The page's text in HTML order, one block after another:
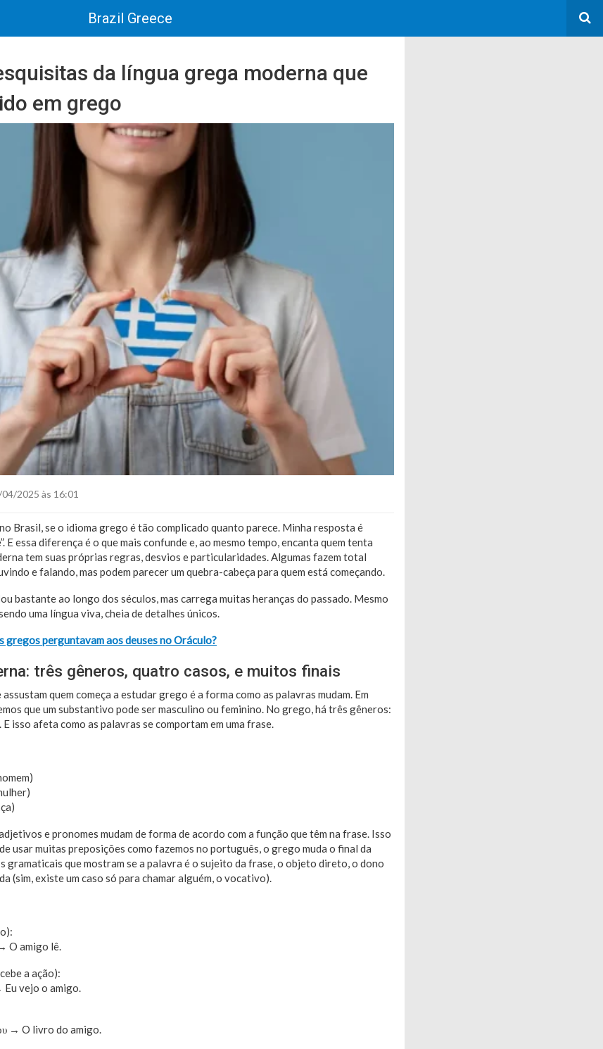
Brazil Greece
da língua grega moderna que
em grego
2025 às 16:01
Brasil, se o idioma grego é tão complicado quanto parece. Minha resposta é
E essa diferença é o que mais confunde e, ao mesmo tempo, encanta quem tenta
tem suas próprias regras, desvios e particularidades. Algumas fazem total
e falando, mas podem parecer um quebra-cabeça para quem está começando.
bastante ao longo dos séculos, mas carrega muitas heranças do passado. Mesmo
uma língua viva, cheia de detalhes únicos.
gregos perguntavam aos deuses no Oráculo?
três gêneros, quatro casos, e muitos finais
quem começa a estudar grego é a forma como as palavras mudam. Em
que um substantivo pode ser masculino ou feminino. No grego, há três gêneros:
isso afeta como as palavras se comportam em uma frase.
e pronomes mudam de forma de acordo com a função que têm na frase. Isso
usar muitas preposições como fazemos no português, o grego muda o final da
gramaticais que mostram se a palavra é o sujeito da frase, o objeto direto, o dono
(sim, existe um caso só para chamar alguém, o vocativo).
→ O amigo lê.
a ação):
Eu vejo o amigo.
→ O livro do amigo.